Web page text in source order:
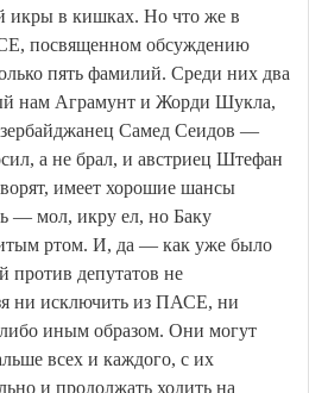
икры в кишках. Но что же в
посвященном обсуждению
пять фамилий. Среди них два
нам Аграмунт и Жорди Шукла,
Самед Сеидов —
а не брал, и австриец Штефан
имеет хорошие шансы
— мол, икру ел, но Баку
ртом. И, да — как уже было
против депутатов не
ни исключить из ПАСЕ, ни
иным образом. Они могут
всех и каждого, с их
и продолжать ходить на